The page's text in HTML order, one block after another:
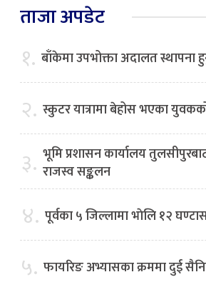
ताजा अपडेट
१. बाँकेमा उपभोक्ता अदालत स्थापना
२. स्कुटर यात्रामा बेहोस भएका
३. भूमि प्रशासन कार्यालय
राजस्व सङ्कलन
४. पूर्वका ५ जिल्लामा भाेलि १२
५. फायरिङ अभ्यासका क्रममा दुई